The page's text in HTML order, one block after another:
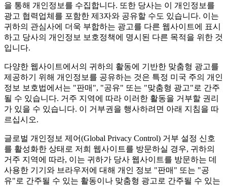
을 통해 개인정보를 수집합니다. 또한 당사는 이 개인정보를
광고 협력업체를 포함한 제3자와 공유할 수도 있습니다. 이는
귀하의 관심사에 더욱 부합하는 광고를 다른 웹사이트에 표시
하고 당사의 개인정보 보호정책에 명시된 다른 목적을 위한 것
입니다.
다양한 웹사이트에서의 귀하의 활동에 기반한 맞춤형 광고를
제공하기 위해 개인정보를 공유하는 것은 특정 미국 주의 개인
정보 보호법에서는 "판매", "공유" 또는 "맞춤형 광고"로 간주
될 수 있습니다. 거주 지역에 따라 이러한 활동을 거부할 권리
가 있을 수 있습니다. 이 거부권을 행사하려면 아래 지침을 따
르십시오.
글로벌 개인정보 제어(Global Privacy Control) 거부 설정 신호
를 활성화한 상태로 저희 웹사이트를 방문하실 경우, 귀하의
거주 지역에 따라, 이는 귀하가 당사 웹사이트를 방문하는 데
사용한 기기와 브라우저에 대해 개인 정보 "판매" 또는 "공
유"로 간주될 수 있는 활동이나 맞춤형 광고로 간주될 수 있는